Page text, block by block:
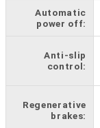
Automatic
power off:
Anti-slip
control:
Regenerative
brakes: